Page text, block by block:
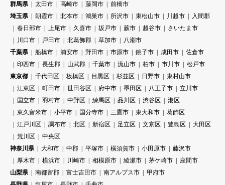
群馬県
太田市 高崎市 藤岡市
前橋市
埼玉県
朝霞市 北本市 鴻巣市 所沢市 東松山市 川越市
入間郡
春日部市
上尾市 久喜市 坂戸市 蕨市 越谷市
さいたま市
川口市
戸田市 北葛飾郡 草加市
八潮市
千葉県
船橋市 浦安市 野田市 市原市 銚子市 成田市
佐倉市
印西市
長生郡 山武郡 千葉市 流山市 柏市 市川市
松戸市
東京都
千代田区 板橋区 目黒区 杉並区 日野市
東村山市
江東区
町田市 世田谷区 府中市 墨田区 八王子市
立川市
国立市
羽村市 中野区 練馬区 品川区 渋谷区
港区
東久留米市
小平市 国分寺市 三鷹市 東大和市
葛飾区
江戸川区
調布市 北区 新宿区 足立区 文京区 豊島区
大田区
荒川区
中央区
神奈川県
大和市 中郡 平塚市 横須賀市 小田原市
藤沢市
厚木市
横浜市 川崎市 相模原市 綾瀬市 茅ケ崎市
座間市
山梨県
南都留郡 富士吉田市 南アルプス市
甲府市